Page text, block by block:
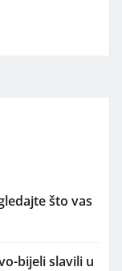
što vas
bijeli slavili u